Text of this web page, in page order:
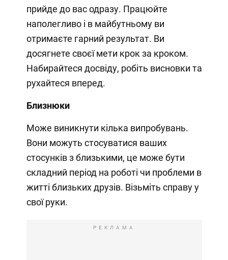
прийде до вас одразу. Працюйте
наполегливо і в майбутньому ви
отримаєте гарний результат. Ви
досягнете своєї мети крок за кроком.
Набирайтеся досвіду, робіть висновки та
рухайтеся вперед.
Близнюки
Може виникнути кілька випробувань.
Вони можуть стосуватися ваших
стосунків з близькими, це може бути
складний період на роботі чи проблеми в
житті близьких друзів. Візьміть справу у
свої руки.
РЕКЛАМА